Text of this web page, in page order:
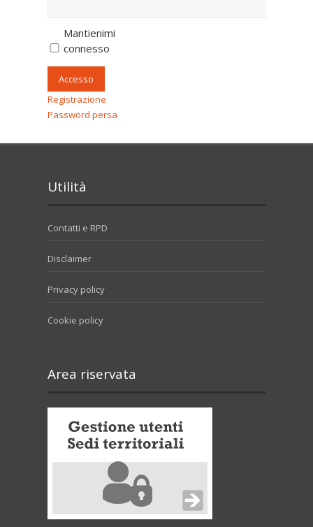
Mantienimi
connesso
Accesso
Registrazione
Password persa
Utilità
Contatti e RPD
Disclaimer
Privacy policy
Cookie policy
Area riservata